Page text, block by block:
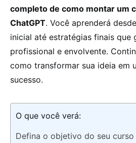
completo de como montar um
ChatGPT. Você aprenderá
inicial até estratégias finais que
profissional e envolvente.
como transformar sua ideia em
sucesso.
O que você verá:
Defina o objetivo do seu curso